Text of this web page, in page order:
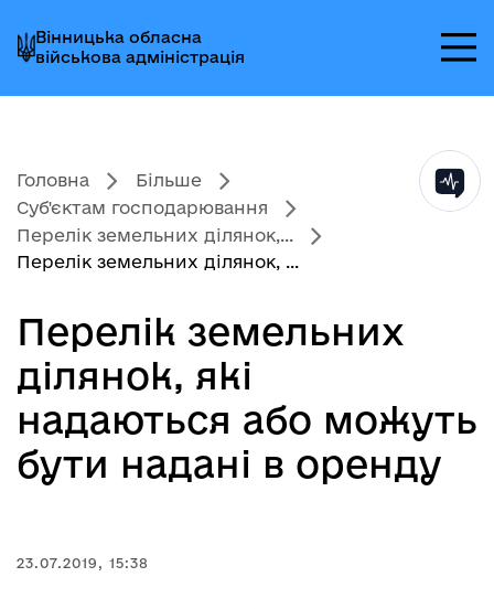
до
головного
меню
до
головного
вмісту
до
головного
колонтитула
Вінницька обласна
військова адміністрація
Головна
Більше
Суб'єктам господарювання
Перелік земельних ділянок,...
Перелік земельних ділянок, ...
Перелік земельних
ділянок, які
надаються або можуть
бути надані в оренду
23.07.2019, 15:38